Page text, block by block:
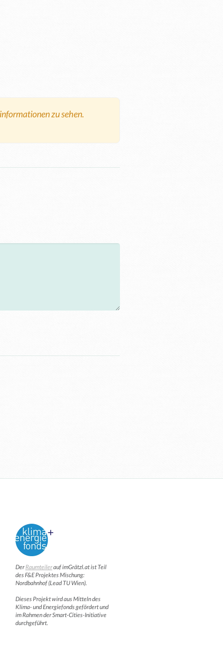
zu sehen.
DerRaumteilerauf imGrätzl.at ist Teil
des F&E Projektes Mischung:
Nordbahnhof (Lead TU Wien).
Dieses Projekt wird aus Mitteln des
Klima- und Energiefonds gefördert und
im Rahmen der Smart-Cities-Initiative
durchgeführt.